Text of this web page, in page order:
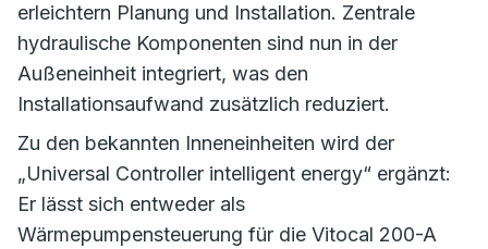
erleichtern Planung und Installation. Zentrale
hydraulische Komponenten sind nun in der
Außeneinheit integriert, was den
Installationsaufwand zusätzlich reduziert.
Zu den bekannten Inneneinheiten wird der
„Universal Controller intelligent energy“ ergänzt:
Er lässt sich entweder als
Wärmepumpensteuerung für die Vitocal 200-A